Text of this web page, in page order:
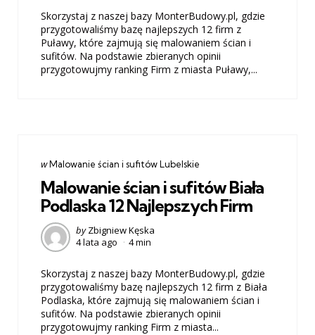
Skorzystaj z naszej bazy MonterBudowy.pl, gdzie
przygotowaliśmy bazę najlepszych 12 firm z
Puławy, które zajmują się malowaniem ścian i
sufitów. Na podstawie zbieranych opinii
przygotowujmy ranking Firm z miasta Puławy,...
Categories
post
wMalowanie ścian i sufitów Lubelskie
Malowanie ścian i sufitów Biała
Podlaska 12 Najlepszych Firm
Posted
by
by Zbigniew Kęska
4 lata ago
4 min
Skorzystaj z naszej bazy MonterBudowy.pl, gdzie
przygotowaliśmy bazę najlepszych 12 firm z Biała
Podlaska, które zajmują się malowaniem ścian i
sufitów. Na podstawie zbieranych opinii
przygotowujmy ranking Firm z miasta...